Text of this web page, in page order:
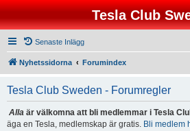
Tesla Club
Senaste Inlägg
Nyhetssidorna Forumindex
Tesla Club Sweden - Forumregler
Alla är välkomna att bli medlemmar i Tesla
äga en Tesla, medlemskap är gratis. Bli medlem